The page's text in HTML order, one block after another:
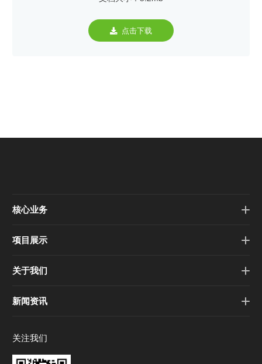
点击下载
核心业务
项目展示
关于我们
新闻资讯
关注我们